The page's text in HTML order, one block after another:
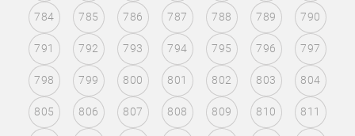
784 785 786 787 788 789 790
791 792 793 794 795 796 797
798 799 800 801 802 803 804
805 806 807 808 809 810 811